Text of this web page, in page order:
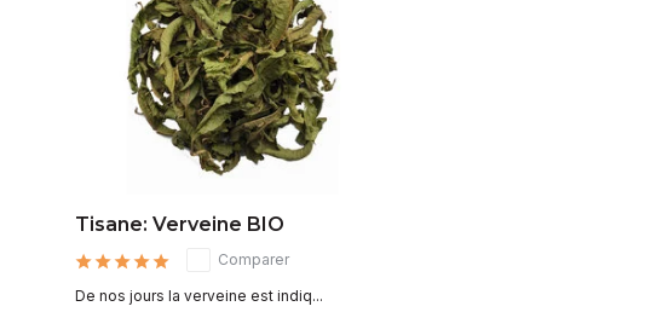
Tisane: Verveine BIO
Comparer
De nos jours la verveine est indiq...